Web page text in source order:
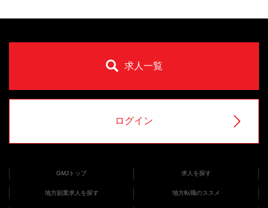
求人一覧
ログイン
GMJトップ 求人を探す
地方副業求人を探す 地方転職のススメ